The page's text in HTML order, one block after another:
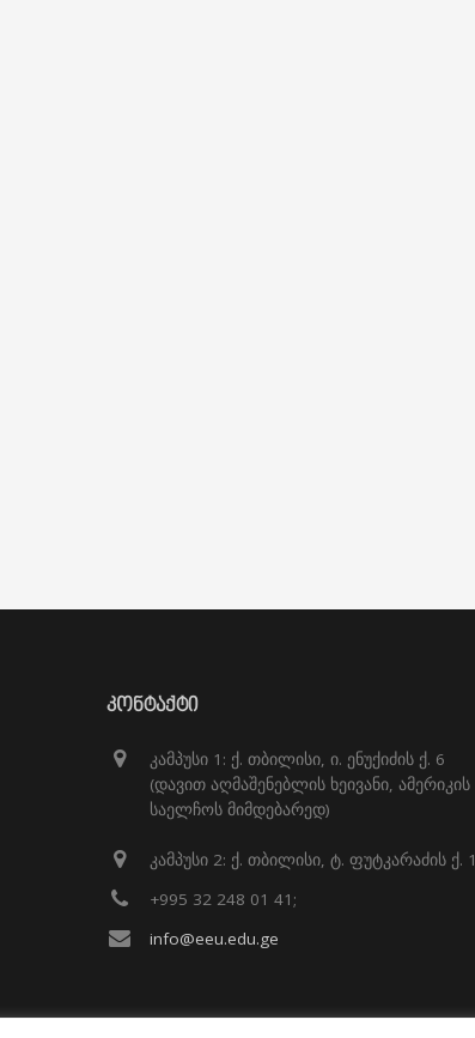
ᲙᲝᲜᲢᲐᲥᲢᲘ
კამპუსი 1: ქ. თბილისი, ი. ენუქიძის ქ. 6
(დავით აღმაშენებლის ხეივანი, ამერიკის
საელჩოს მიმდებარედ)
კამპუსი 2: ქ. თბილისი, ტ. ფუტკარაძის ქ. 1
+995 32 248 01 41;
info@eeu.edu.ge